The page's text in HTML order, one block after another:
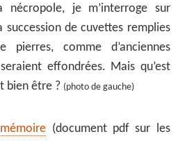
nécropole, je m’interroge sur
succession de cuvettes remplies
pierres, comme d’anciennes
effondrées. Mais qu’est
bien être ? (photo de gauche)
(document pdf sur les